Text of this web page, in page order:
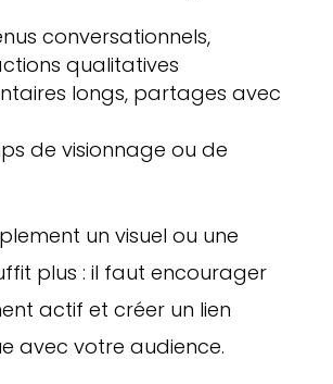
conversationnels,
qualitatives
longs, partages avec
de visionnage ou de
un visuel ou une
plus : il faut encourager
actif et créer un lien
avec votre audience.